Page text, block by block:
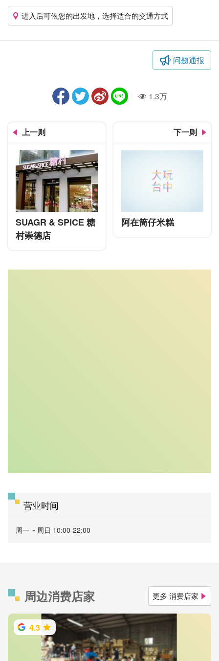
进入后可依您的出发地，选择适合的交通方式
问题通报
人气1.3万
上一则
SUAGR & SPICE 糖
村崇德店
下一则
阿在筒仔米糕
营业时间
周一 ~ 周日 10:00-22:00
周边消费店家 更多 消费店家
4.3